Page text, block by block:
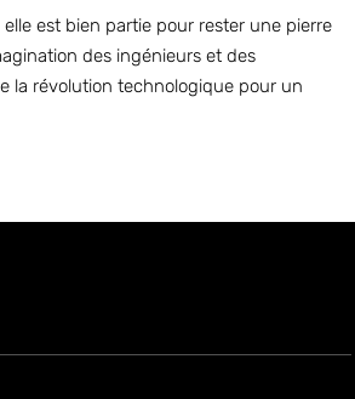
est bien partie pour rester une pierre
des ingénieurs et des
la révolution technologique pour un